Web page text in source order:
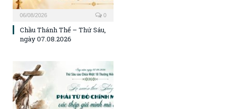
06/08/2026 0
Chầu Thánh Thể – Thứ Sáu,
ngày 07.08.2026